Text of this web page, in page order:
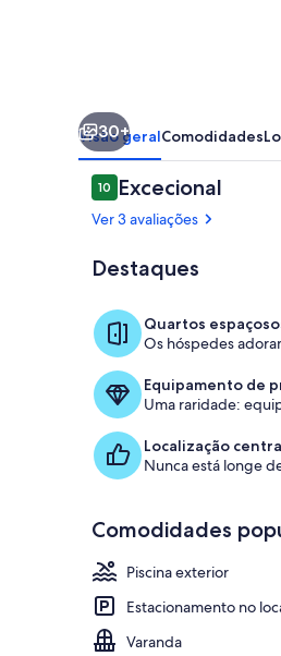
breakfast
com
todo
conforto
moderno
30+
Visão geralComodidades
Avaliações
1010 em 10
Excecional
Ver 3 avaliações
Destaques
Quartos
Os hóspedes
Equipamento de
Uma raridade:
Localização
Nunca está longe
Comodidades
Piscina exterior
Estacionamento no
Varanda